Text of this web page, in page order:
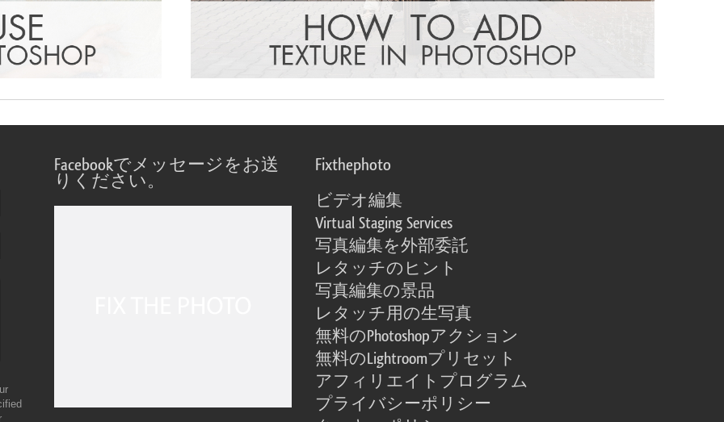
Facebookでメッセージをお送
りください。
Fixthephoto
ビデオ編集
Virtual Staging Services
写真編集を外部委託
レタッチのヒント
写真編集の景品
レタッチ用の生写真
無料のPhotoshopアクション
無料のLightroomプリセット
アフィリエイトプログラム
プライバシーポリシー